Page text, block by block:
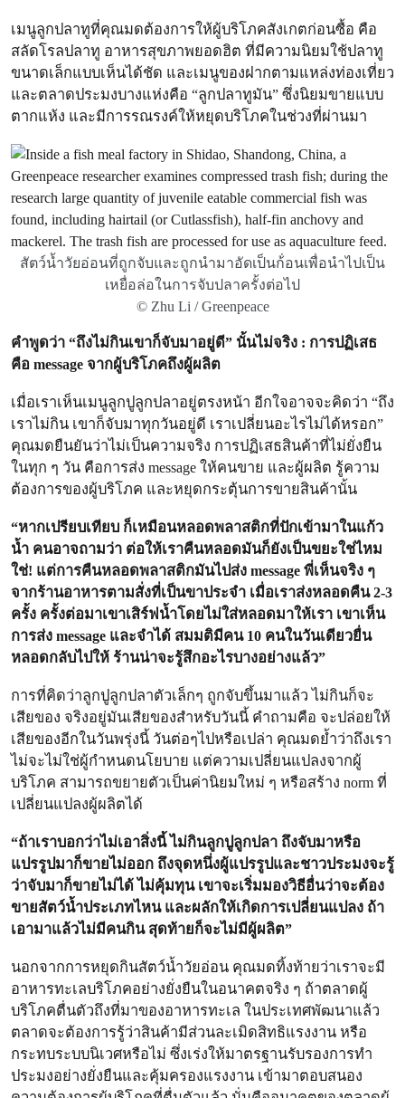
เมนูลูกปลาทูที่คุณมดต้องการให้ผู้บริโภคสังเกตก่อนซื้อ คือ
สลัดโรลปลาทู อาหารสุขภาพยอดฮิต ที่มีความนิยมใช้ปลาทู
ขนาดเล็กแบบเห็นได้ชัด และเมนูของฝากตามแหล่งท่องเที่ยว
และตลาดประมงบางแห่งคือ “ลูกปลาทูมัน” ซึ่งนิยมขายแบบ
ตากแห้ง และมีการรณรงค์ให้หยุดบริโภคในช่วงที่ผ่านมา
สัตว์น้ำวัยอ่อนที่ถูกจับและถูกนำมาอัดเป็นก้่อนเพื่อนำไปเป็น
เหยื่อล่อในการจับปลาครั้งต่อไป
© Zhu Li / Greenpeace
คำพูดว่า “ถึงไม่กินเขาก็จับมาอยู่ดี” นั้นไม่จริง : การปฏิเสธ
คือ message จากผู้บริโภคถึงผู้ผลิต
เมื่อเราเห็นเมนูลูกปูลูกปลาอยู่ตรงหน้า อีกใจอาจจะคิดว่า “ถึง
เราไม่กิน เขาก็จับมาทุกวันอยู่ดี เราเปลี่ยนอะไรไม่ได้หรอก”
คุณมดยืนยันว่าไม่เป็นความจริง การปฏิเสธสินค้าที่ไม่ยั่งยืน
ในทุก ๆ วัน คือการส่ง message ให้คนขาย และผู้ผลิต รู้ความ
ต้องการของผู้บริโภค และหยุดกระตุ้นการขายสินค้านั้น
“หากเปรียบเทียบ ก็เหมือนหลอดพลาสติกที่ปักเข้ามาในแก้ว
น้ำ คนอาจถามว่า ต่อให้เราคืนหลอดมันก็ยังเป็นขยะใช่ไหม
ใช่! แต่การคืนหลอดพลาสติกมันไปส่ง message พี่เห็นจริง ๆ
จากร้านอาหารตามสั่งที่เป็นขาประจำ เมื่อเราส่งหลอดคืน 2-3
ครั้ง ครั้งต่อมาเขาเสิร์ฟน้ำโดยไม่ใส่หลอดมาให้เรา เขาเห็น
การส่ง message และจำได้ สมมติมีคน 10 คนในวันเดียวยื่น
หลอดกลับไปให้ ร้านน่าจะรู้สึกอะไรบางอย่างแล้ว”
การที่คิดว่าลูกปูลูกปลาตัวเล็กๆ ถูกจับขึ้นมาแล้ว ไม่กินก็จะ
เสียของ จริงอยู่มันเสียของสำหรับวันนี้ คำถามคือ จะปล่อยให้
เสียของอีกในวันพรุ่งนี้ วันต่อๆไปหรือเปล่า คุณมดย้ำว่าถึงเรา
ไม่จะไม่ใช่ผู้กำหนดนโยบาย แต่ความเปลี่ยนแปลงจากผู้
บริโภค สามารถขยายตัวเป็นค่านิยมใหม่ ๆ หรือสร้าง norm ที่
เปลี่ยนแปลงผู้ผลิตได้
“ถ้าเราบอกว่าไม่เอาสิ่งนี้ ไม่กินลูกปูลูกปลา ถึงจับมาหรือ
แปรรูปมาก็ขายไม่ออก ถึงจุดหนึ่งผู้แปรรูปและชาวประมงจะรู้
ว่าจับมาก็ขายไม่ได้ ไม่คุ้มทุน เขาจะเริ่มมองวิธีอื่นว่าจะต้อง
ขายสัตว์น้ำประเภทไหน และผลักให้เกิดการเปลี่ยนแปลง ถ้า
เอามาแล้วไม่มีคนกิน สุดท้ายก็จะไม่มีผู้ผลิต”
นอกจากการหยุดกินสัตว์น้ำวัยอ่อน คุณมดทิ้งท้ายว่าเราจะมี
อาหารทะเลบริโภคอย่างยั่งยืนในอนาคตจริง ๆ ถ้าตลาดผู้
บริโภคตื่นตัวถึงที่มาของอาหารทะเล ในประเทศพัฒนาแล้ว
ตลาดจะต้องการรู้ว่าสินค้ามีส่วนละเมิดสิทธิแรงงาน หรือ
กระทบระบบนิเวศหรือไม่ ซึ่งเร่งให้มาตรฐานรับรองการทำ
ประมงอย่างยั่งยืนและคุ้มครองแรงงาน เข้ามาตอบสนอง